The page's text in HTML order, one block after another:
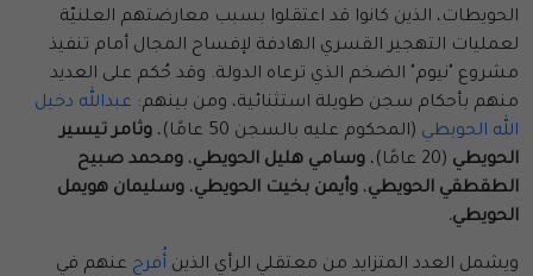
الحويطات، الذين كانوا قد اعتقلوا بسبب معارضتهم العلنيّة
لعمليات التهجير القسري الهادفة لإفساح المجال أمام تنفيذ
مشروع "نيوم" الضخم الذي ترعاه الدولة. وقد حُكم على العديد
منهم بأحكام سجن طويلة استثنائية، ومن بينهم: عبدالله دخيل
الله الحويطي (المحكوم عليه بالسجن 50 عامًا)،
وثامر تيسير
الحويطي (20 عامًا)، وسامي هليل الحويطي، ومحمد صبيح
الطقطقي الحويطي، وأيمن بخيت الحويطي، وسليمان هويمل
الحويطي.
ويشمل العدد المتزايد من معتقلي الرأي الذين أُفرج عنهم في